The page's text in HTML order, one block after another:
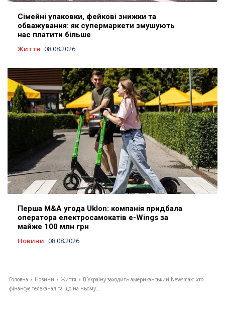
Сімейні упаковки, фейкові знижки та
обважування: як супермаркети змушують
нас платити більше
Життя 08.08.2026
Перша M&A угода Uklon: компанія придбала
оператора електросамокатів e-Wings за
майже 100 млн грн
Новини 08.08.2026